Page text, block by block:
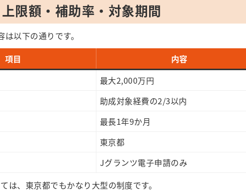
上限額・補助率・対象期間
以下の通りです。
項目
内容
最大2,000万円
助成対象経費の2/3以内
最長1年9か月
東京都
Jグランツ電子申請のみ
は、東京都でもかなり大型の制度です。